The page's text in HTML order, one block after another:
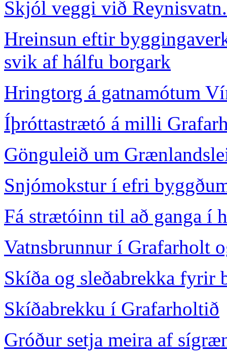
Skjól veggi við
Hreinsun eftir
svik af hálfu borgark
Hringtorg á gatnamótum
Íþróttastrætó á milli
Gönguleið um
Snjómokstur í efri
Fá strætóinn til að ganga í
Vatnsbrunnur í Grafarholt
Skíða og sleðabrekka fyrir
Skíðabrekku í Grafarholtið
Gróður setja meira af